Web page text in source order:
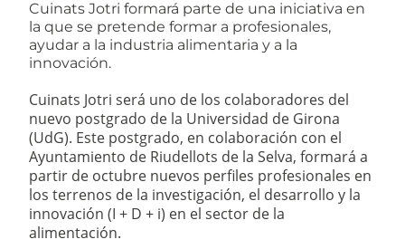
Cuinats Jotri formará parte de una iniciativa en
la que se pretende formar a profesionales,
ayudar a la industria alimentaria y a la
innovación.
Cuinats Jotri será uno de los colaboradores del
nuevo postgrado de la Universidad de Girona
(UdG). Este postgrado, en colaboración con el
Ayuntamiento de Riudellots de la Selva, formará a
partir de octubre nuevos perfiles profesionales en
los terrenos de la investigación, el desarrollo y la
innovación (I + D + i) en el sector de la
alimentación.